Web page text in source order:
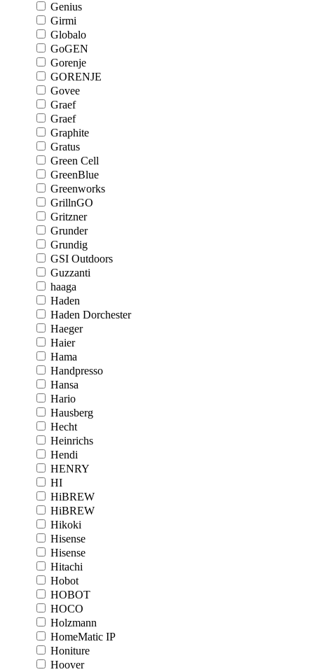
Genius
Girmi
Globalo
GoGEN
Gorenje
GORENJE
Govee
Graef
Graef
Graphite
Gratus
Green Cell
GreenBlue
Greenworks
GrillnGO
Gritzner
Grunder
Grundig
GSI Outdoors
Guzzanti
haaga
Haden
Haden Dorchester
Haeger
Haier
Hama
Handpresso
Hansa
Hario
Hausberg
Hecht
Heinrichs
Hendi
HENRY
HI
HiBREW
HiBREW
Hikoki
Hisense
Hisense
Hitachi
Hobot
HOBOT
HOCO
Holzmann
HomeMatic IP
Honiture
Hoover